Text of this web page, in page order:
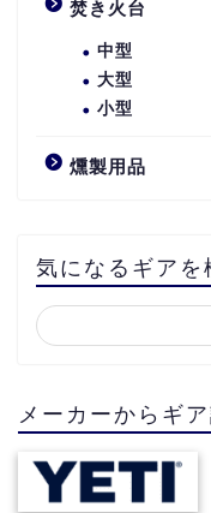
焚き火台
中型
大型
小型
燻製用品
気になるギアを
メーカーからギ